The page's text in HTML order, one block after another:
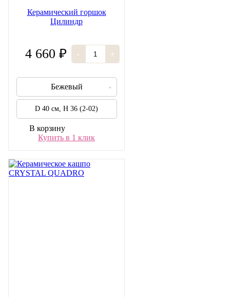
Керамический горшок
Цилиндр
4 660 ₽ - +
Бежевый
D 40 см, H 36 (2-02)
В корзину
Купить в 1 клик